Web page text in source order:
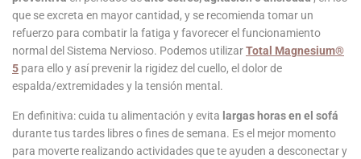
que se excreta en mayor cantidad, y se recomienda tomar un
refuerzo para combatir la fatiga y favorecer el funcionamiento
normal del Sistema Nervioso. Podemos utilizarTotal Magnesium®
5 para ello y así prevenir la rigidez del cuello, el dolor de
espalda/extremidades y la tensión mental.
En definitiva: cuida tu alimentación y evita largas horas en el sofá
durante tus tardes libres o fines de semana. Es el mejor momento
para moverte realizando actividades que te ayuden a desconectar y